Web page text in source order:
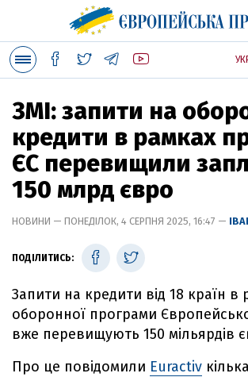
ЗМІ: запити на
кредити в рамках
ЄС перевищили
150 млрд євро
НОВИНИ — ПОНЕДІЛОК, 4 СЕРПНЯ 2025, 16:47 —
ПОДІЛИТИСЬ:
Запити на кредити від 18 країн в
оборонної програми Європейської
вже перевищують 150 мільярдів
Про це повідомили Euractiv